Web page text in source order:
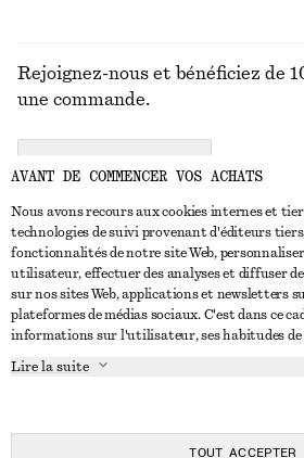
NOUS CONTACTER
Nous contacter
Trouver un magasin
Affilié(e)s
SERVICE CLIENT
Retour et remboursement
À PROPOS
En cours de réalisation
Rejoignez-nous et bénéficiez de
une commande.
AVANT DE COMMENCER VOS ACHATS
Nous avons recours aux cookies internes et
technologies de suivi provenant d'éditeurs
fonctionnalités de notre site Web,
utilisateur, effectuer des analyses et diffuser
sur nos sites Web, applications et newsletters
plateformes de médias sociaux. C'est dans ce
informations sur l'utilisateur, ses habitudes
Lire la suite
TOUT ACCEPTER